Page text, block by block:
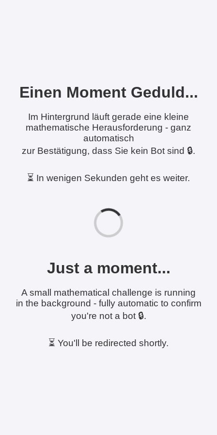
Einen Moment Geduld...
Im Hintergrund läuft gerade eine kleine
mathematische Herausforderung - ganz
automatisch
zur Bestätigung, dass Sie kein Bot sind 🔒.
⏳ In wenigen Sekunden geht es weiter.
Just a moment...
A small mathematical challenge is running
in the background - fully automatic to confirm
you're not a bot 🔒.
⏳ You'll be redirected shortly.